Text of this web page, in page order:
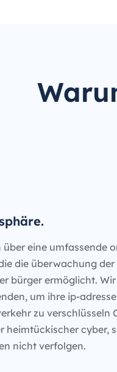
über eine umfassende
die überwachung
bürger ermöglicht.
um ihre ip-
zu verschlüsseln
heimtückischer cyber,
nicht verfolgen.